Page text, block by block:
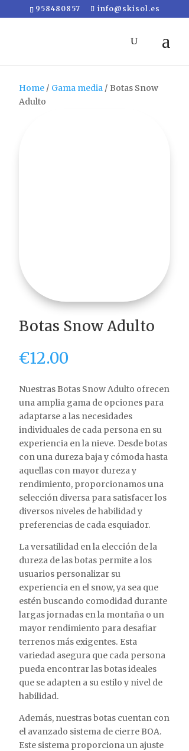
958480857 info@skisol.es
Home / Gama media / Botas Snow
Adulto
Botas Snow Adulto
€12.00
Nuestras Botas Snow Adulto ofrecen
una amplia gama de opciones para
adaptarse a las necesidades
individuales de cada persona en su
experiencia en la nieve. Desde botas
con una dureza baja y cómoda hasta
aquellas con mayor dureza y
rendimiento, proporcionamos una
selección diversa para satisfacer los
diversos niveles de habilidad y
preferencias de cada esquiador.
La versatilidad en la elección de la
dureza de las botas permite a los
usuarios personalizar su
experiencia en el snow, ya sea que
estén buscando comodidad durante
largas jornadas en la montaña o un
mayor rendimiento para desafiar
terrenos más exigentes. Esta
variedad asegura que cada persona
pueda encontrar las botas ideales
que se adapten a su estilo y nivel de
habilidad.
Además, nuestras botas cuentan con
el avanzado sistema de cierre BOA.
Este sistema proporciona un ajuste